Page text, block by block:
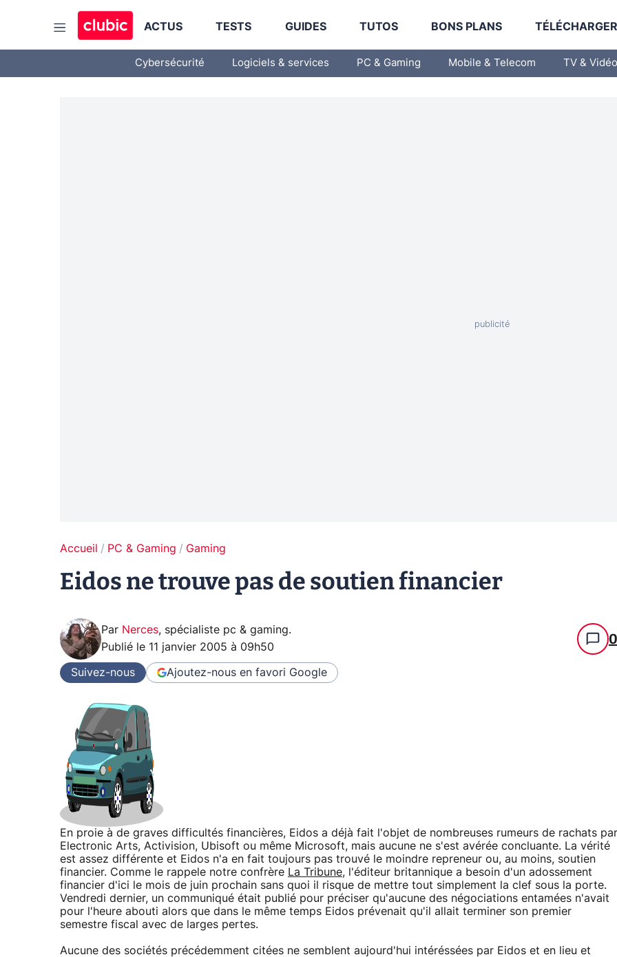
ACTUS TESTS GUIDES TUTOS BONS PLANS
Cybersécurité Logiciels & services PC & Gaming Mobile & Telecom TV & Vidéo
Accueil PC & Gaming Gaming
Eidos ne trouve pas de soutien financier
Par Nerces, spécialiste pc & gaming.
Publié le 11 janvier 2005 à 09h50 0
Suivez-nous Ajoutez-nous en favori Google
En proie à de graves difficultés financières, Eidos a déjà fait l'objet de nombreuses rumeurs de rachats par
Electronic Arts, Activision, Ubisoft ou même Microsoft, mais aucune ne s'est avérée concluante. La vérité
est assez différente et Eidos n'a en fait toujours pas trouvé le moindre repreneur ou, au moins, soutien
financier. Comme le rappele notre confrère La Tribune, l'éditeur britannique a besoin d'un adossement
financier d'ici le mois de juin prochain sans quoi il risque de mettre tout simplement la clef sous la porte.
Vendredi dernier, un communiqué était publié pour préciser qu'aucune des négociations entamées n'avait
pour l'heure abouti alors que dans le même temps Eidos prévenait qu'il allait terminer son premier
semestre fiscal avec de larges pertes.
Aucune des sociétés précédemment citées ne semblent aujourd'hui intéréssées par Eidos et en lieu et